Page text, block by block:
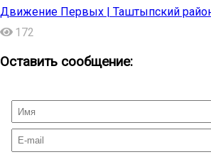
Движение Первых | Таштыпский
172
Оставить сообщение: